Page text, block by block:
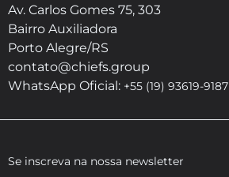
Av. Carlos Gomes 75, 303
Bairro Auxiliadora
Porto Alegre/RS
contato@chiefs.group
WhatsApp Oficial: +55 (19) 93619-9187
Se inscreva na nossa newsletter